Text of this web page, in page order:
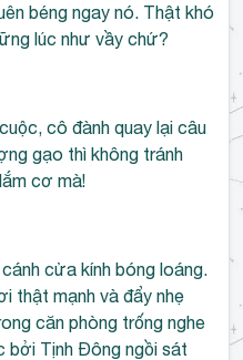
béng ngay nó. Thật khó
lúc như vầy chứ?
cô đành quay lại câu
gạo thì không tránh
cơ mà!
cửa kính bóng loáng.
thật mạnh và đẩy nhẹ
căn phòng trống nghe
bởi Tịnh Đông ngồi sát